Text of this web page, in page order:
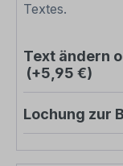
Textes.
Text ändern
(+5,95 €)
Lochung zur